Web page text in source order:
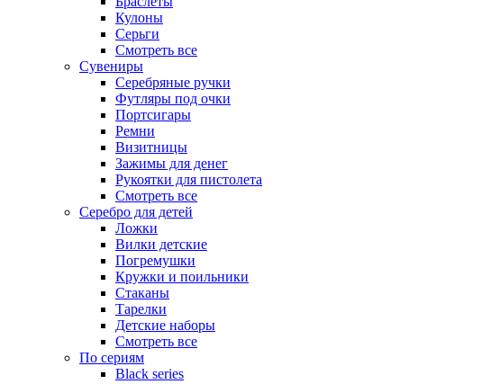
Кулоны
Серьги
Смотреть все
Сувениры
Серебряные ручки
Футляры под очки
Портсигары
Ремни
Визитницы
Зажимы для денег
Рукоятки для пистолета
Смотреть все
Серебро для детей
Ложки
Вилки детские
Погремушки
Кружки и поильники
Стаканы
Тарелки
Детские наборы
Смотреть все
По сериям
Black series